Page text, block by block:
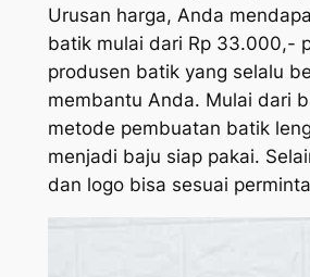
Urusan harga, Anda
batik mulai dari Rp 33.000,-
produsen batik yang selalu
membantu Anda. Mulai dari
metode pembuatan batik
menjadi baju siap pakai.
dan logo bisa sesuai